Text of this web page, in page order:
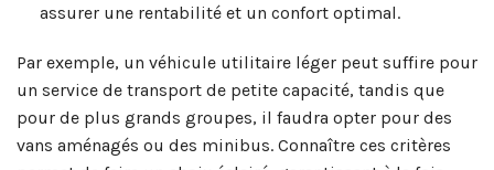
assurer une rentabilité et un confort optimal.
Par exemple, un véhicule utilitaire léger peut suffire pour
un service de transport de petite capacité, tandis que
pour de plus grands groupes, il faudra opter pour des
vans aménagés ou des minibus. Connaître ces critères